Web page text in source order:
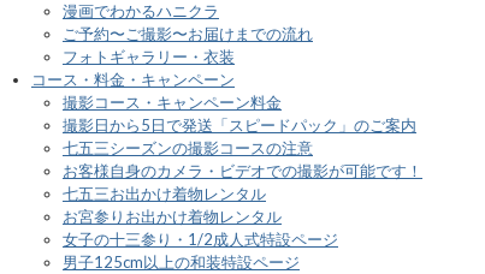
漫画でわかるハニクラ
ご予約〜ご撮影〜お届けまでの流れ
フォトギャラリー・衣装
コース・料金・キャンペーン
撮影コース・キャンペーン料金
撮影日から5日で発送「スピードパック」のご案内
七五三シーズンの撮影コースの注意
お客様自身のカメラ・ビデオでの撮影が可能です！
七五三お出かけ着物レンタル
お宮参りお出かけ着物レンタル
女子の十三参り・1/2成人式特設ページ
男子125cm以上の和装特設ページ